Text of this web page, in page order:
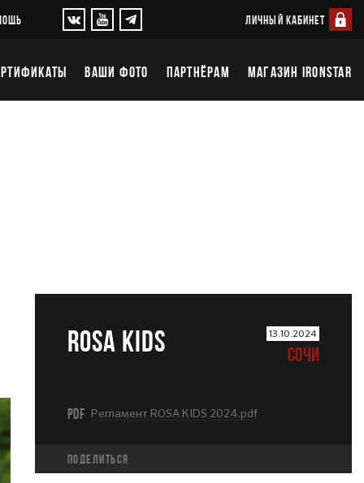
ЛИЧНЫЙ КАБИНЕТ
ВАШИ ФОТО ПАРТНЁРАМ МАГАЗИН IRONSTAR
ROSA KIDS 13.10.2024
СОЧИ
PDF Регламент ROSA KIDS 2024.pdf
Поделиться